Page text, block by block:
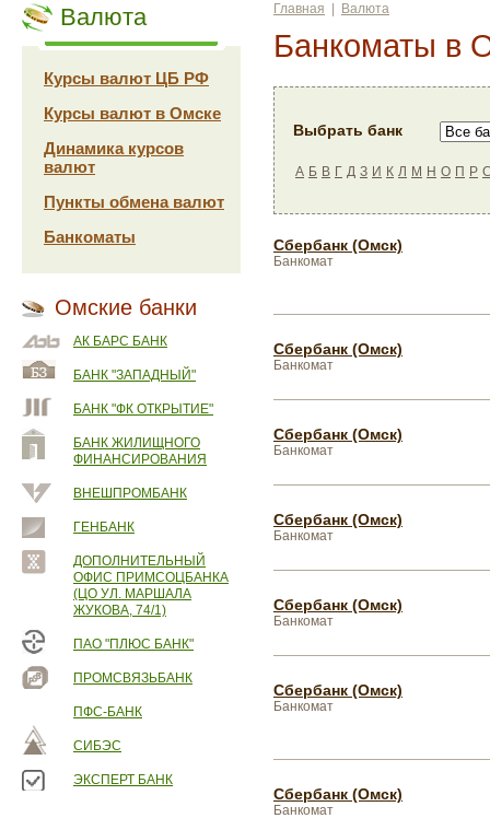
Валюта
Курсы валют ЦБ РФ
Курсы валют в Омске
Динамика курсов
валют
Пункты обмена валют
Банкоматы
Омские банки
АК БАРС БАНК
БАНК "ЗАПАДНЫЙ"
БАНК "ФК ОТКРЫТИЕ"
БАНК ЖИЛИЩНОГО
ФИНАНСИРОВАНИЯ
ВНЕШПРОМБАНК
ГЕНБАНК
ДОПОЛНИТЕЛЬНЫЙ
ОФИС ПРИМСОЦБАНКА
(ЦО УЛ. МАРШАЛА
ЖУКОВА, 74/1)
ПАО "ПЛЮС БАНК"
ПРОМСВЯЗЬБАНК
ПФС-БАНК
СИБЭС
ЭКСПЕРТ БАНК
Главная Валюта
Банкоматы в
Выбрать банк
А Б В Г Д З И К Л М Н О П Р
Сбербанк (Омск)
Банкомат
Сбербанк (Омск)
Банкомат
Сбербанк (Омск)
Банкомат
Сбербанк (Омск)
Банкомат
Сбербанк (Омск)
Банкомат
Сбербанк (Омск)
Банкомат
Сбербанк (Омск)
Банкомат